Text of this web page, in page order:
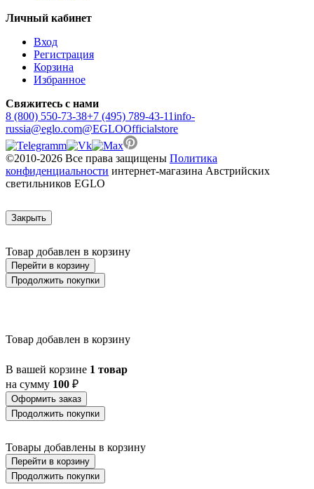
Личный кабинет
Вход
Регистрация
Корзина
Избранное
Свяжитесь с нами
8 (800) 550-73-38+7 (495) 789-43-11info-
russia@eglo.com@EGLOOfficialstore
©2010-2026 Все права защищены Политика
конфиденциальности интернет-магазина Австрийских
светильников EGLO
Закрыть
Товар добавлен в корзину
Перейти в корзину
Продолжить покупки
Товар добавлен в корзину
В вашей корзине 1 товар
на сумму 100 ₽
Оформить заказ
Продолжить покупки
Товары добавлены в корзину
Перейти в корзину
Продолжить покупки